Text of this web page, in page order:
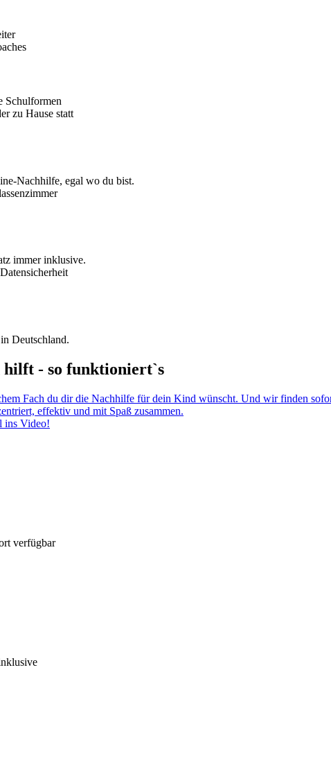
Schulformen
Nachhilfe, egal wo du bist.
immer inklusive.
Deutschland.
- so funktioniert`s
Fach du dir die Nachhilfe für dein Kind wünscht. Und wir finden
effektiv und mit Spaß zusammen.
ins Video!
verfügbar